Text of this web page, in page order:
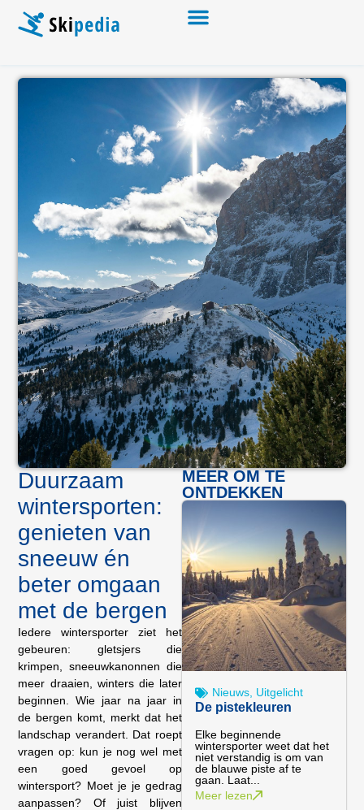
Duurzaam
wintersporten:
genieten van
sneeuw én
beter omgaan
met de bergen
Iedere wintersporter ziet het
gebeuren: gletsjers die
krimpen, sneeuwkanonnen die
meer draaien, winters die later
beginnen. Wie jaar na jaar in
de bergen komt, merkt dat het
landschap verandert. Dat roept
vragen op: kun je nog wel met
een goed gevoel op
wintersport? Moet je je gedrag
aanpassen? Of juist blijven
MEER OM TE
ONTDEKKEN
Nieuws Uitgelicht
De pistekleuren
Elke beginnende
wintersporter weet dat het
niet verstandig is om van
de blauwe piste af te
gaan. Laat...
Meer lezen